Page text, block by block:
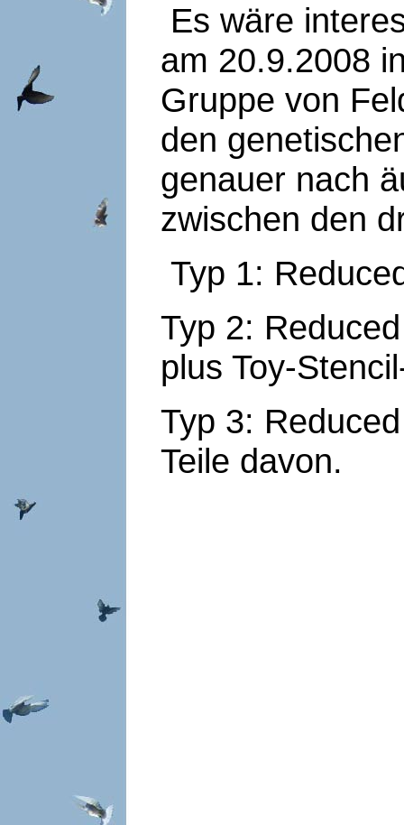
Es wäre
am 20.9.2008
Gruppe von
den
genauer nach
zwischen den
Typ 1:
Typ 2:
plus Toy-
Typ 3:
Teile davon.